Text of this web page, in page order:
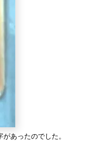
あったのでした。